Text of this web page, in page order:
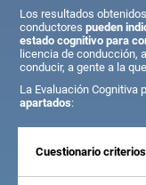
Los resultados
conductorespueden
estado cognitivo para
licencia de conducción,
conducir, a gente a la
La Evaluación Cognitiva
apartados:
Cuestionario